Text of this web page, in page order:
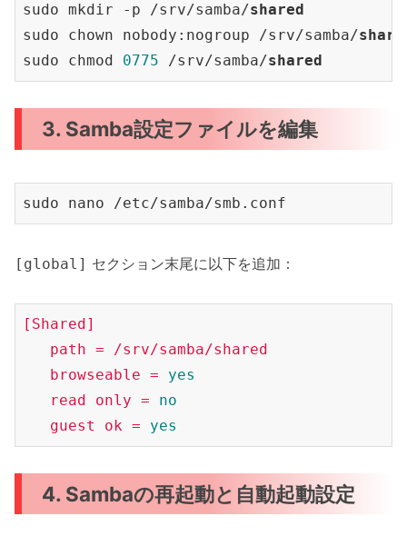
sudo mkdir -p /srv/samba/shared
sudo chown nobody:nogroup /srv/samba/
sudo chmod 0775 /srv/samba/shared
3. Samba設定ファイルを編集
sudo nano /etc/samba/smb .conf
[global] セクション末尾に以下を追加：
[Shared]
path =
/srv/samba/shared
browseable =
yes
read
only =
no
guest
ok = yes
4. Sambaの再起動と自動起動設定